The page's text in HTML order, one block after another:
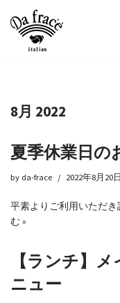
コ
へ
キ
ッ
プ
8月 2022
夏季休業日の
by da-frace 2022年8月20日
平素よりご利用いただ
む »
【ランチ】
ニュー